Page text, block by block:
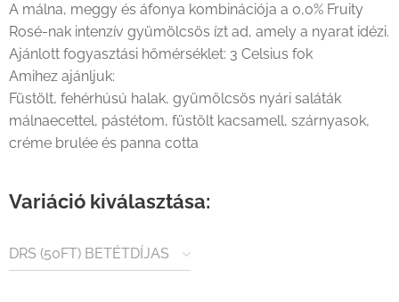
A málna, meggy és áfonya kombinációja a 0,0% Fruity
Rosé-nak intenzív gyümölcsös ízt ad, amely a nyarat idézi.
Ajánlott fogyasztási hőmérséklet: 3 Celsius fok
Amihez ajánljuk:
Füstölt, fehérhúsú halak, gyümölcsös nyári saláták
málnaecettel, pástétom, füstölt kacsamell, szárnyasok,
créme brulée és panna cotta
Variáció kiválasztása:
DRS (50FT) BETÉTDÍJAS